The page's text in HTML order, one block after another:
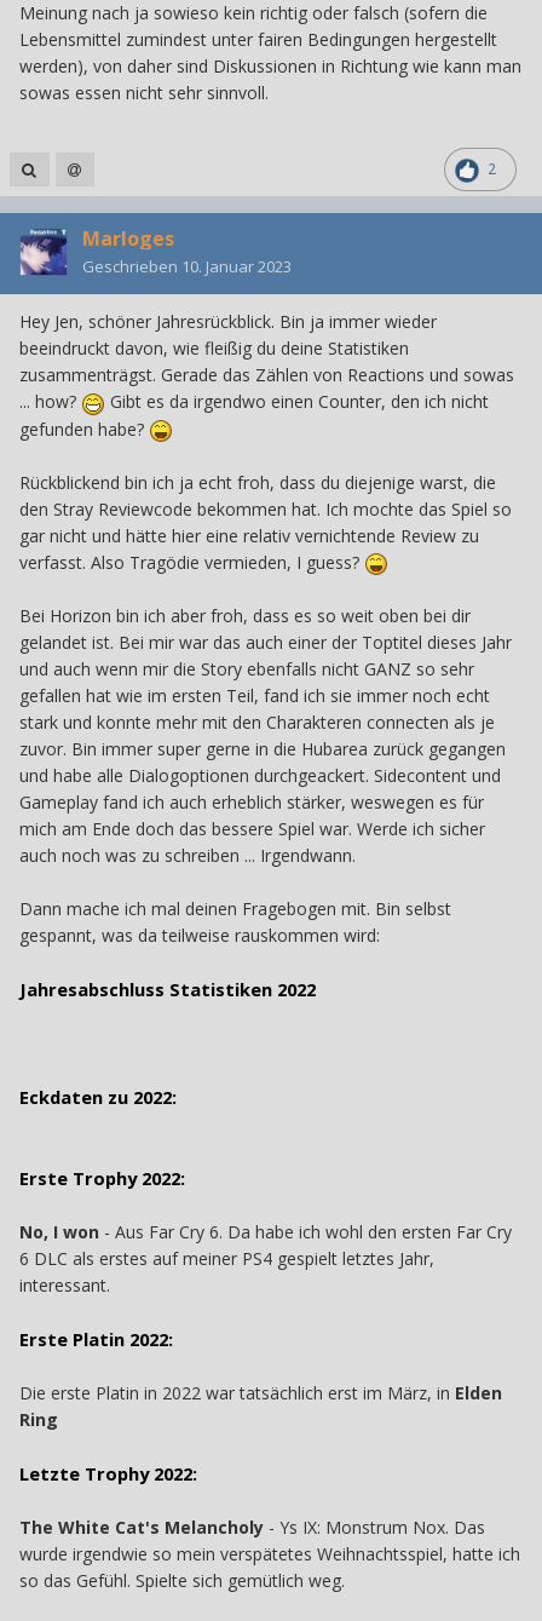
Meinung nach ja sowieso kein richtig oder falsch (sofern die
Lebensmittel zumindest unter fairen Bedingungen hergestellt
werden), von daher sind Diskussionen in Richtung wie kann man
sowas essen nicht sehr sinnvoll.
2
Marloges
Geschrieben 10. Januar 2023
Hey Jen, schöner Jahresrückblick. Bin ja immer wieder
beeindruckt davon, wie fleißig du deine Statistiken
zusammenträgst. Gerade das Zählen von Reactions und sowas
... how?
Gibt es da irgendwo einen Counter, den ich nicht
gefunden habe?
Rückblickend bin ich ja echt froh, dass du diejenige warst, die
den Stray Reviewcode bekommen hat. Ich mochte das Spiel so
gar nicht und hätte hier eine relativ vernichtende Review zu
verfasst. Also Tragödie vermieden, I guess?
Bei Horizon bin ich aber froh, dass es so weit oben bei dir
gelandet ist. Bei mir war das auch einer der Toptitel dieses Jahr
und auch wenn mir die Story ebenfalls nicht GANZ so sehr
gefallen hat wie im ersten Teil, fand ich sie immer noch echt
stark und konnte mehr mit den Charakteren connecten als je
zuvor. Bin immer super gerne in die Hubarea zurück gegangen
und habe alle Dialogoptionen durchgeackert. Sidecontent und
Gameplay fand ich auch erheblich stärker, weswegen es für
mich am Ende doch das bessere Spiel war. Werde ich sicher
auch noch was zu schreiben ... Irgendwann.
Dann mache ich mal deinen Fragebogen mit. Bin selbst
gespannt, was da teilweise rauskommen wird:
Jahresabschluss Statistiken 2022
Eckdaten zu 2022:
Erste Trophy 2022:
No, I won - Aus Far Cry 6. Da habe ich wohl den ersten Far Cry
6 DLC als erstes auf meiner PS4 gespielt letztes Jahr,
interessant.
Erste Platin 2022:
Die erste Platin in 2022 war tatsächlich erst im März, in Elden
Ring
Letzte Trophy 2022:
The White Cat's Melancholy - Ys IX: Monstrum Nox. Das
wurde irgendwie so mein verspätetes Weihnachtsspiel, hatte ich
so das Gefühl. Spielte sich gemütlich weg.